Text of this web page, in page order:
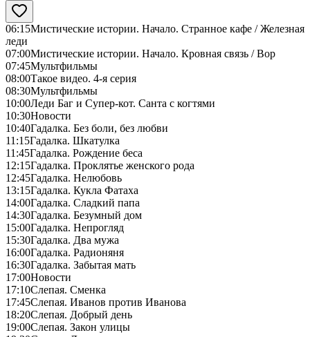
06:15Мистические истории. Начало. Странное кафе / Железная
леди
07:00Мистические истории. Начало. Кровная связь / Вор
07:45Мультфильмы
08:00Такое видео. 4-я серия
08:30Мультфильмы
10:00Леди Баг и Супер-кот. Санта с когтями
10:30Новости
10:40Гадалка. Без боли, без любви
11:15Гадалка. Шкатулка
11:45Гадалка. Рождение беса
12:15Гадалка. Проклятье женского рода
12:45Гадалка. Нелюбовь
13:15Гадалка. Кукла Фатаха
14:00Гадалка. Сладкий папа
14:30Гадалка. Безумный дом
15:00Гадалка. Непрогляд
15:30Гадалка. Два мужа
16:00Гадалка. Радионяня
16:30Гадалка. Забытая мать
17:00Новости
17:10Слепая. Сменка
17:45Слепая. Иванов против Иванова
18:20Слепая. Добрый день
19:00Слепая. Закон улицы